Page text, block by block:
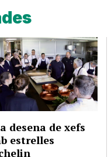
desena de xefs
estrelles